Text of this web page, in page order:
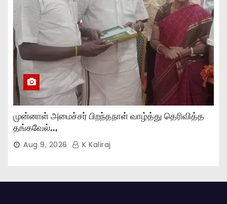
முன்னாள் அமைச்சர் பிறந்தநாள் வாழ்த்து தெரிவித்த
தங்கவேல்..,
Aug 9, 2026 K Kaliraj